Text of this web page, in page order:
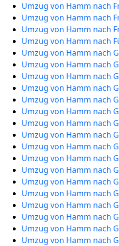
Umzug von Hamm nach
Umzug von Hamm nach
Umzug von Hamm nach
Umzug von Hamm nach
Umzug von Hamm nach
Umzug von Hamm nach
Umzug von Hamm nach
Umzug von Hamm nach
Umzug von Hamm nach
Umzug von Hamm nach
Umzug von Hamm nach
Umzug von Hamm nach
Umzug von Hamm nach
Umzug von Hamm nach
Umzug von Hamm nach
Umzug von Hamm nach
Umzug von Hamm nach
Umzug von Hamm nach
Umzug von Hamm nach
Umzug von Hamm nach
Umzug von Hamm nach